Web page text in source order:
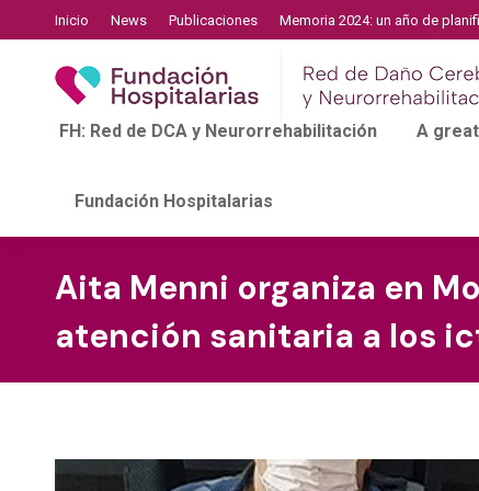
Inicio News Publicaciones Memoria 2024: un año de
FH: Red de DCA y Neurorrehabilitación A
Fundación Hospitalarias
Aita Menni organiza en
atención sanitaria a los